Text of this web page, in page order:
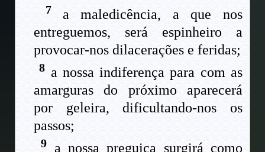
7 a maledicência, a que nos
entreguemos, será espinheiro a
provocar-nos dilacerações e feridas;
8 a nossa indiferença para com as
amarguras do próximo aparecerá
por geleira, dificultando-nos os
passos;
9 a nossa preguiça surgirá como